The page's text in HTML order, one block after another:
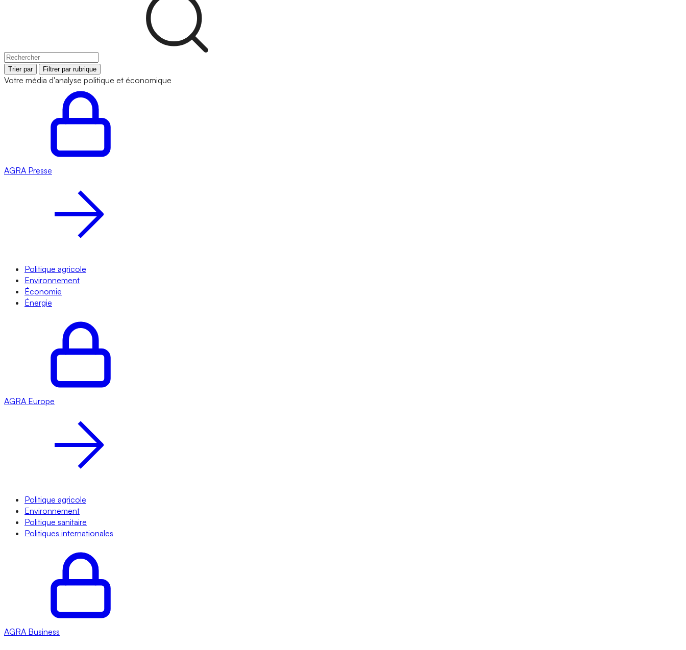
Trier par Filtrer par rubrique
Votre média d'analyse politique et économique
AGRA Presse
Politique agricole
Environnement
Économie
Énergie
AGRA Europe
Politique agricole
Environnement
Politique sanitaire
Politiques internationales
AGRA Business